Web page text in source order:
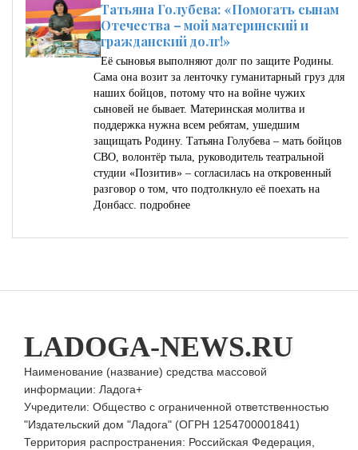
Татьяна Голубева: «Помогать сынам
Отечества – мой материнский и
гражданский долг!»
Её сыновья выполняют долг по защите Родины.
Сама она возит за ленточку гуманитарный груз для
наших бойцов, потому что на войне чужих
сыновей не бывает. Материнская молитва и
поддержка нужна всем ребятам, ушедшим
защищать Родину. Татьяна Голубева – мать бойцов
СВО, волонтёр тыла, руководитель театральной
студии «Позитив» – согласилась на откровенный
разговор о том, что подтолкнуло её поехать на
Донбасс. подробнее
LADOGA-NEWS.RU
Наименование (название) средства массовой
информации: Ладога+
Учредители: Общество с ограниченной ответственностью
"Издательский дом "Ладога" (ОГРН 1254700001841)
Территория распространения: Российская Федерация,